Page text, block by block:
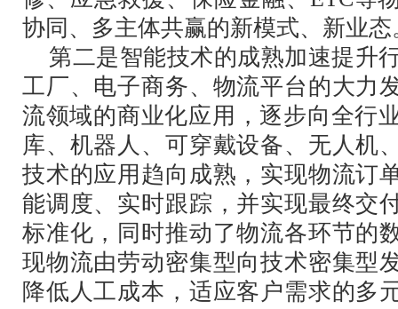
协同、多主体共赢的新模式、新业态
第二是智能技术的成熟加速提升
工厂、电子商务、物流平台的大力
流领域的商业化应用，逐步向全行
库、机器人、可穿戴设备、无人机
技术的应用趋向成熟，实现物流订
能调度、实时跟踪，并实现最终交
标准化，同时推动了物流各环节的
现物流由劳动密集型向技术密集型
降低人工成本，适应客户需求的多